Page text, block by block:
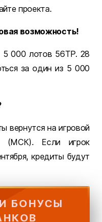
проекта.
возможность!
5 000 лотов 56TP. 28
за один из 5 000
вернутся на игровой
(МСК). Если игрок
кредиты будут
БОНУСЫ